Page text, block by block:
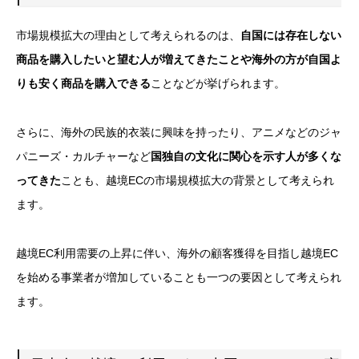
市場規模拡大の理由として考えられるのは、
自国には存在しない
商品を購入したいと望む人が増えてきたことや海外の方が自国よ
りも安く商品を購入できることなどが挙げられます。
さらに、海外の民族的衣装に興味を持ったり、アニメなどのジャ
パニーズ・カルチャーなど国独自の文化に関心を示す人が多くな
ってきたことも、越境ECの市場規模拡大の背景として考えられ
ます。
越境EC利用需要の上昇に伴い、海外の顧客獲得を目指し越境EC
を始める事業者が増加していることも一つの要因として考えられ
ます。